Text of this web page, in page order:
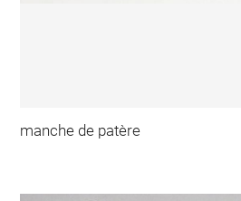
manche de patère